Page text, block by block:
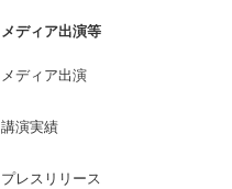
メディア出演等
メディア出演
講演実績
プレスリリース